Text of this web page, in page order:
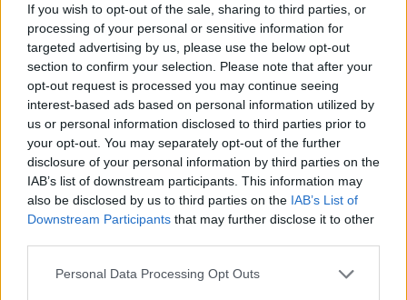
If you wish to opt-out of the sale, sharing to third parties, or
processing of your personal or sensitive information for
targeted advertising by us, please use the below opt-out
section to confirm your selection. Please note that after your
opt-out request is processed you may continue seeing
interest-based ads based on personal information utilized by
us or personal information disclosed to third parties prior to
your opt-out. You may separately opt-out of the further
disclosure of your personal information by third parties on the
IAB’s list of downstream participants. This information may
also be disclosed by us to third parties on the IAB’s List of
Downstream Participants that may further disclose it to other
Personal Data Processing Opt Outs
Συνεχίζει στον Βόλο ο Χαμζά Μεντίλ
Δυνατή κίνηση από πλευράς Βόλου, με την ομάδα της
Μαγνησίας να αποκτάει ως ελεύθερο τον Χαμζά
Μεντίλ του Άρη.
25 Ιουνίου 2026 21:28